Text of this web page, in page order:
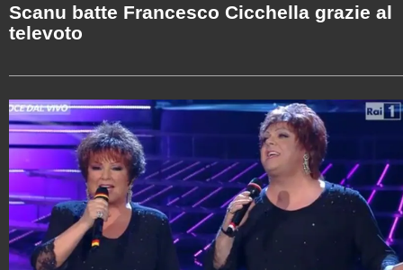
Scanu batte Francesco Cicchella grazie al
televoto